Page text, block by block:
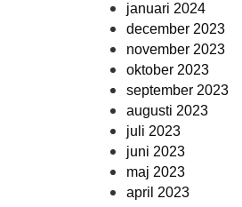
januari 2024
december 2023
november 2023
oktober 2023
september 2023
augusti 2023
juli 2023
juni 2023
maj 2023
april 2023